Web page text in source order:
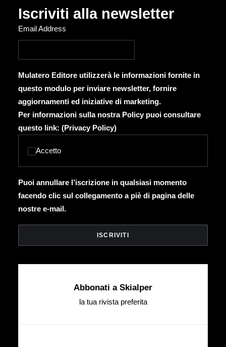
Iscriviti alla newsletter
Email Address
Mulatero Editore utilizzerà le informazioni fornite in
questo modulo per inviare newsletter, fornire
aggiornamenti ed iniziative di marketing.
Per informazioni sulla nostra Policy puoi consultare
questo link: (Privacy Policy)
Accetto
Puoi annullare l’iscrizione in qualsiasi momento
facendo clic sul collegamento a piè di pagina delle
nostre e-mail.
Abbonati a Skialper
la tua rivista preferita